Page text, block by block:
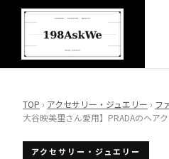
TOP › アクセサリー・ジュエリー › フ
大谷映美里さん愛用】PRADAのヘア
アクセサリー・ジュエリー